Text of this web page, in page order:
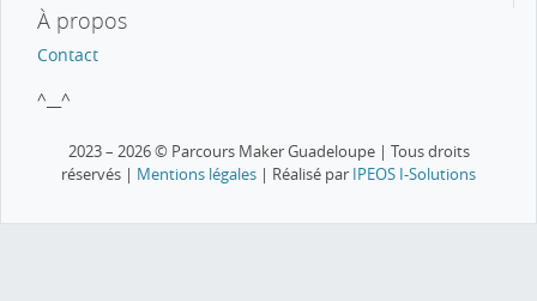
À propos
Contact
^__^
2023 – 2026 © Parcours Maker Guadeloupe | Tous droits
réservés | Mentions légales | Réalisé par IPEOS I-Solutions